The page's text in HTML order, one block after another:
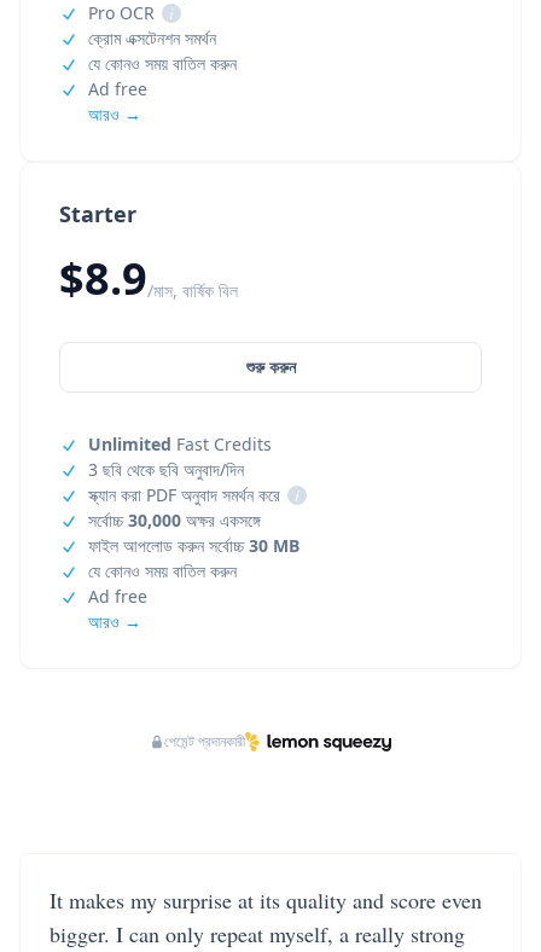
Starter
$8.9/মাস, বার্ষিক বিল
শুরু করুন
Unlimited Fast Credits
3 ছবি থেকে ছবি অনুবাদ/দিন
স্ক্যান করা PDF অনুবাদ সমর্থন করে
i
সর্বোচ্চ30,000 অক্ষর একসঙ্গে
ফাইল আপলোড করুন সর্বোচ্চ30 MB
যে কোনও সময় বাতিল করুন
Ad free
আরও →
Pro OCR
i
ক্রোম এক্সটেনশন সমর্থন
যে কোনও সময় বাতিল করুন
Ad free
আরও →
পেমেন্ট প্রদানকারী
It makes my surprise at its quality and score even
bigger. I can only repeat myself, a really strong